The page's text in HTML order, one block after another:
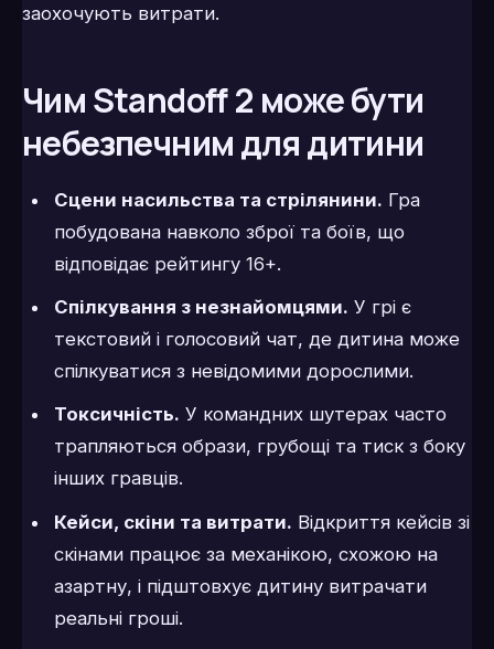
заохочують витрати.
Чим Standoff 2 може бути
небезпечним для дитини
Сцени насильства та стрілянини. Гра
побудована навколо зброї та боїв, що
відповідає рейтингу 16+.
Спілкування з незнайомцями. У грі є
текстовий і голосовий чат, де дитина може
спілкуватися з невідомими дорослими.
Токсичність. У командних шутерах часто
трапляються образи, грубощі та тиск з боку
інших гравців.
Кейси, скіни та витрати. Відкриття кейсів зі
скінами працює за механікою, схожою на
азартну, і підштовхує дитину витрачати
реальні гроші.